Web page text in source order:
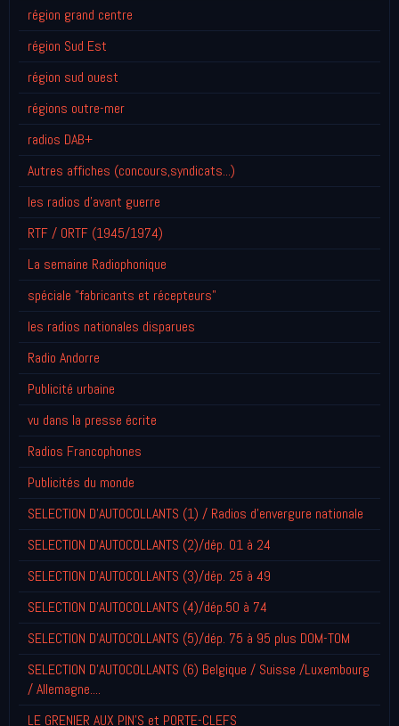
région grand centre
région Sud Est
région sud ouest
régions outre-mer
radios DAB+
Autres affiches (concours,syndicats...)
les radios d'avant guerre
RTF / ORTF (1945/1974)
La semaine Radiophonique
spéciale "fabricants et récepteurs"
les radios nationales disparues
Radio Andorre
Publicité urbaine
vu dans la presse écrite
Radios Francophones
Publicités du monde
SELECTION D'AUTOCOLLANTS (1) / Radios d'envergure nationale
SELECTION D'AUTOCOLLANTS (2)/dép. 01 à 24
SELECTION D'AUTOCOLLANTS (3)/dép. 25 à 49
SELECTION D'AUTOCOLLANTS (4)/dép.50 à 74
SELECTION D'AUTOCOLLANTS (5)/dép. 75 à 95 plus DOM-TOM
SELECTION D'AUTOCOLLANTS (6) Belgique / Suisse /Luxembourg
/ Allemagne....
LE GRENIER AUX PIN'S et PORTE-CLEFS